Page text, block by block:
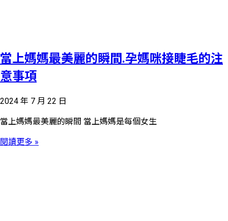
當上媽媽最美麗的瞬間.孕媽咪接睫毛的注
意事項
2024 年 7 月 22 日
當上媽媽最美麗的瞬間 當上媽媽是每個女生
閱讀更多 »